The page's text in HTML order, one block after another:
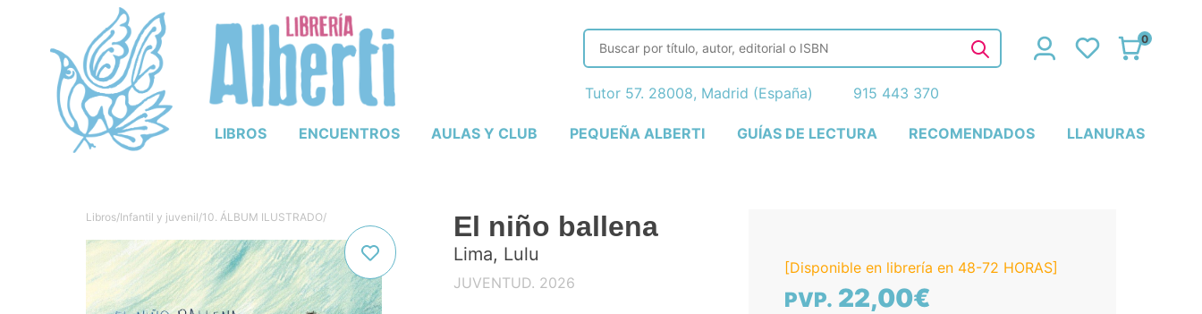
LIBROS ENCUENTROS AULAS Y CLUB PEQUEÑA ALBERTI GUÍAS DE LECTURA RECOMENDADOS LLANURAS
0
Tutor 57. 28008, Madrid (España) 915 443 370
Libros/Infantil y juvenil/10. ÁLBUM ILUSTRADO/ El niño ballena
Lima, Lulu
JUVENTUD. 2026
[Disponible en librería en 48-72 HORAS]
PVP. 22,00€